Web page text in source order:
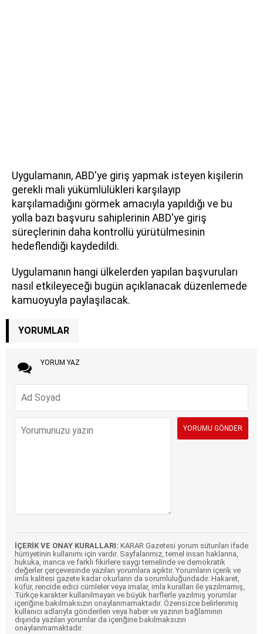
Uygulamanın, ABD'ye giriş yapmak isteyen kişilerin
gerekli mali yükümlülükleri karşılayıp
karşılamadığını görmek amacıyla yapıldığı ve bu
yolla bazı başvuru sahiplerinin ABD'ye giriş
süreçlerinin daha kontrollü yürütülmesinin
hedeflendiği kaydedildi.
Uygulamanın hangi ülkelerden yapılan başvuruları
nasıl etkileyeceği bugün açıklanacak düzenlemede
kamuoyuyla paylaşılacak.
YORUMLAR
YORUM YAZ
İÇERİK VE ONAY KURALLARI: KARAR Gazetesi yorum sütunları ifade
hürriyetinin kullanımı için vardır. Sayfalarımız, temel insan haklarına,
hukuka, inanca ve farklı fikirlere saygı temelinde ve demokratik
değerler çerçevesinde yazılan yorumlara açıktır. Yorumların içerik ve
imla kalitesi gazete kadar okurların da sorumluluğundadır. Hakaret,
küfür, rencide edici cümleler veya imalar, imla kuralları ile yazılmamış,
Türkçe karakter kullanılmayan ve büyük harflerle yazılmış yorumlar
içeriğine bakılmaksızın onaylanmamaktadır. Özensizce belirlenmiş
kullanıcı adlarıyla gönderilen veya haber ve yazının bağlamının
dışında yazılan yorumlar da içeriğine bakılmaksızın
onaylanmamaktadır.